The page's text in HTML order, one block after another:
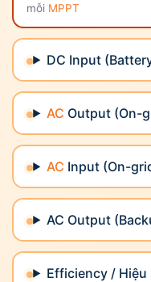
mỗi MPPT
DC Input
AC Output (On-
AC Input (On-
AC Output
Efficiency / Hiệu